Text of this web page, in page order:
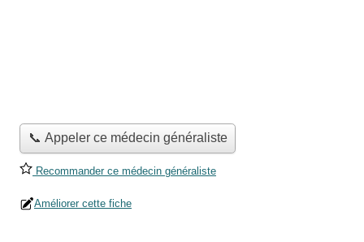
📞 Appeler ce médecin généraliste
Recommander ce médecin généraliste
Améliorer cette fiche